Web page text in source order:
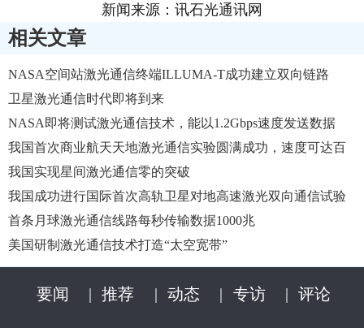
新闻来源：讯石光通讯网
相关文章
NASA空间站激光通信终端ILLUMA-T成功建立双向链路
卫星激光通信时代即将到来
NASA即将测试激光通信技术，能以1.2Gbps速度发送数据
我国首次商业航天天地激光通信实验圆满成功，速度可达百
兆
我国实现星间激光通信零的突破
我国成功进行国际首次高轨卫星对地高速激光双向通信试验
首条月球激光通信线路每秒传输数据1000兆
美国研制激光通信技术打造“太空宽带”
要闻 | 推荐 | 动态 | 专访 | 评论